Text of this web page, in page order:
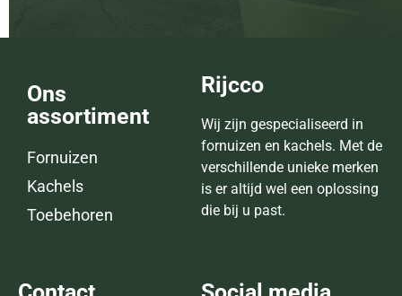
Ons
assortiment
Fornuizen
Kachels
Toebehoren
Rijcco
Wij zijn gespecialiseerd in
fornuizen en kachels. Met de
verschillende unieke merken
is er altijd wel een oplossing
die bij u past.